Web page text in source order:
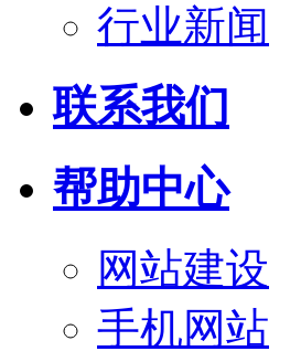
行业新闻
联系我们
帮助中心
网站建设
手机网站